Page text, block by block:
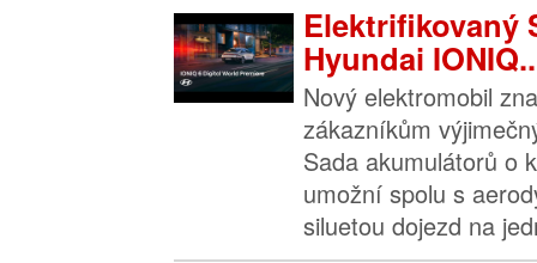
Elektrifikovaný
Hyundai
Nový elektromobil
zákazníkům
Sada akumulátorů o
umožní spolu s
siluetou dojezd na